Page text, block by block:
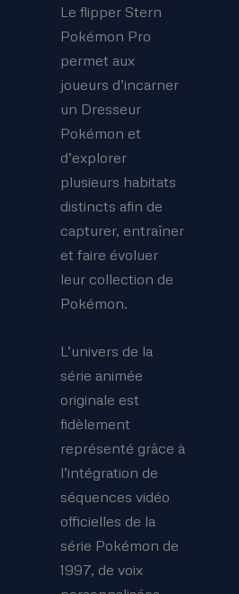
Le flipper Stern
Pokémon Pro
permet aux
joueurs d’incarner
un Dresseur
Pokémon et
d’explorer
plusieurs habitats
distincts afin de
capturer, entraîner
et faire évoluer
leur collection de
Pokémon.
L’univers de la
série animée
originale est
fidèlement
représenté grâce à
l’intégration de
séquences vidéo
officielles de la
série Pokémon de
1997, de voix